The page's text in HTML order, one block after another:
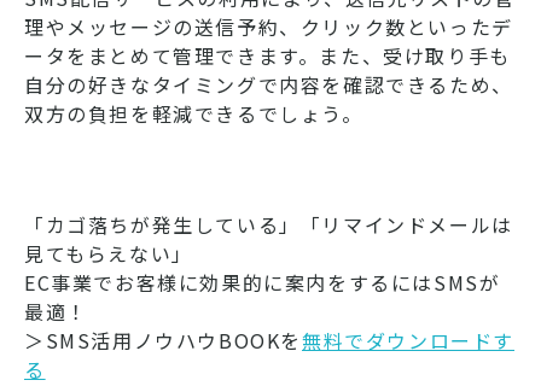
理やメッセージの送信予約、クリック数といったデ
ータをまとめて管理できます。また、受け取り手も
自分の好きなタイミングで内容を確認できるため、
双方の負担を軽減できるでしょう。
「カゴ落ちが発生している」「リマインドメールは
見てもらえない」
EC事業でお客様に効果的に案内をするにはSMSが
最適！
＞SMS活用ノウハウBOOKを無料でダウンロードす
る